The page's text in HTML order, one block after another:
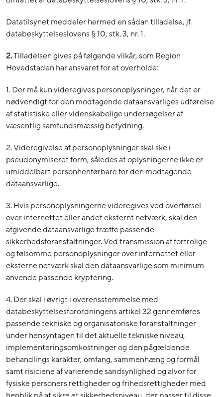
Datatilsynet meddeler hermed en sådan tilladelse, jf.
databeskyttelseslovens § 10, stk. 3, nr. 1.
2.Tilladelsen gives på følgende vilkår, som Region
Hovedstaden har ansvaret for at overholde:
1. Der må kun videregives personoplysninger, når det er
nødvendigt for den modtagende dataansvarliges udførelse
af statistiske eller videnskabelige undersøgelser af
væsentlig samfundsmæssig betydning.
2. Videregivelse af personoplysninger skal ske i
pseudonymiseret form, således at oplysningerne ikke er
umiddelbart personhenførbare for den modtagende
dataansvarlige.
3. Hvis personoplysningerne videregives ved overførsel
over internettet eller andet eksternt netværk, skal den
afgivende dataansvarlige træffe passende
sikkerhedsforanstaltninger. Ved transmission af fortrolige
og følsomme personoplysninger over internettet eller
eksterne netværk skal den dataansvarlige som minimum
anvende passende kryptering.
4. Der skal i øvrigt i overensstemmelse med
databeskyttelsesforordningens artikel 32 gennemføres
passende tekniske og organisatoriske foranstaltninger
under hensyntagen til det aktuelle tekniske niveau,
implementeringsomkostninger og den pågældende
behandlings karakter, omfang, sammenhæng og formål
samt risiciene af varierende sandsynlighed og alvor for
fysiske personers rettigheder og frihedsrettigheder med